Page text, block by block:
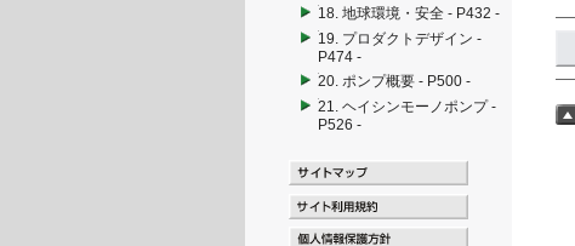
18. 地球環境・安全 - P432 -
19. プロダクトデザイン -
P474 -
20. ポンプ概要 - P500 -
21. ヘイシンモーノポンプ -
P526 -